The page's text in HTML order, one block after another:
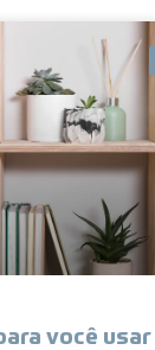
você usar